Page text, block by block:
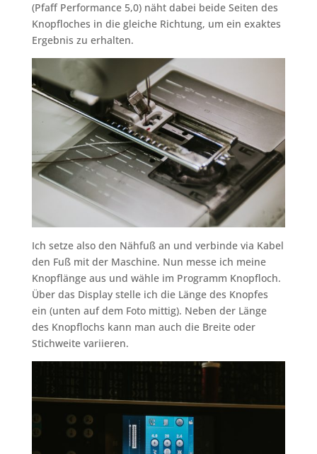
(Pfaff Performance 5,0) näht dabei beide Seiten des
Knopfloches in die gleiche Richtung, um ein exaktes
Ergebnis zu erhalten.
Ich setze also den Nähfuß an und verbinde via Kabel
den Fuß mit der Maschine. Nun messe ich meine
Knopflänge aus und wähle im Programm Knopfloch.
Über das Display stelle ich die Länge des Knopfes
ein (unten auf dem Foto mittig). Neben der Länge
des Knopflochs kann man auch die Breite oder
Stichweite variieren.